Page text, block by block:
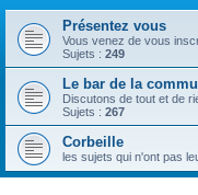
Présentez vous
Vous venez de vous
Sujets : 249
Le bar de la
Discutons de tout et de
Sujets : 267
Corbeille
les sujets qui n'ont pas